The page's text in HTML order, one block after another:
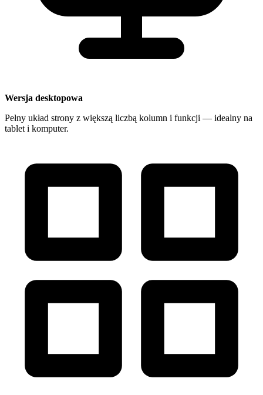
Wersja desktopowa
Pełny układ strony z większą liczbą kolumn i funkcji — idealny na
tablet i komputer.